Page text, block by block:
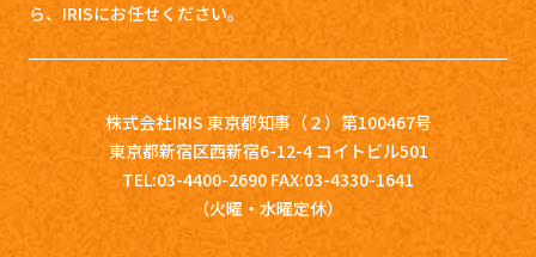
ら、IRISにお任せください。
株式会社IRIS 東京都知事（２）第100467号
東京都新宿区西新宿6-12-4 コイトビル501
TEL:03-4400-2690 FAX:03-4330-1641
（火曜・水曜定休）